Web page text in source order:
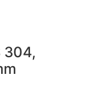
304,